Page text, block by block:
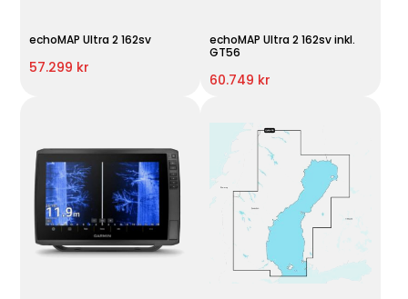
echoMAP Ultra 2 162sv
57.299 kr
echoMAP Ultra 2 162sv inkl.
GT56
60.749 kr